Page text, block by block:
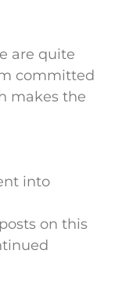
are quite
committed
makes the
into
on this